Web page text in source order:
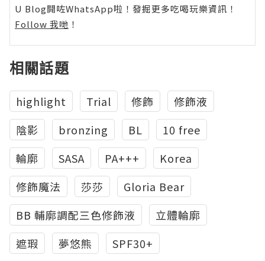
U Blog開咗WhatsApp啦！發掘更多吃喝玩樂資訊！
Follow 我哋 ！
相關話題
highlight Trial 修飾
修飾液
陰影
bronzing BL
10 free
輪廓
SASA PA+++
Korea
修飾魔法
莎莎
Gloria Bear
BB 輔廓調配三色修飾液
立體輪廓
遮瑕
夢悠熊 SPF30+